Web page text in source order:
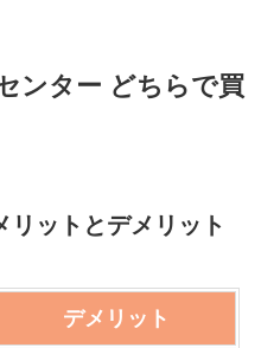
ンター どちらで買
リットとデメリット
デメリット